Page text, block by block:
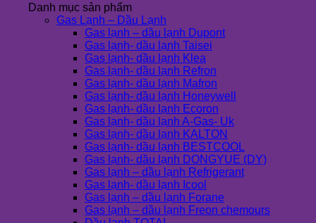
Danh mục sản phẩm
Gas Lạnh – Dầu Lạnh
Gas lạnh – dầu lạnh Dupont
Gas lạnh- dầu lạnh Taisei
Gas lạnh- dầu lạnh Klea
Gas lạnh- dầu lạnh Refron
Gas lạnh- dầu lạnh Mafron
Gas lạnh- dầu lạnh Honeywell
Gas lạnh- dầu lạnh Ecoron
Gas lạnh- dầu lạnh A-Gas- Uk
Gas lạnh- dầu lạnh KALTON
Gas lạnh- dầu lạnh BESTCOOL
Gas lạnh- dầu lạnh DONGYUE (DY)
Gas lạnh – dầu lạnh Refrigerant
Gas lạnh- dầu lạnh Icool
Gas lạnh – dầu lạnh Forane
Gas lạnh – dầu lạnh Freon chemours